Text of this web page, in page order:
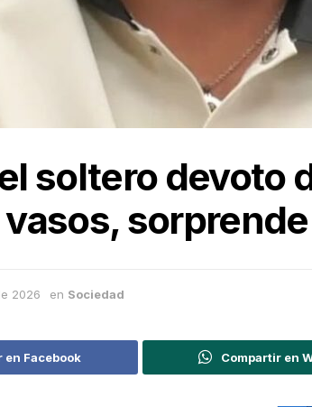
soltero devoto
2026 en Sociedad
en Facebook Compartir en